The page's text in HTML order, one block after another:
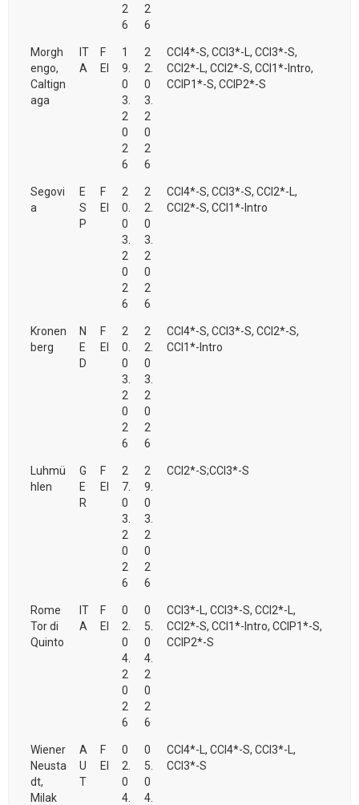
2
6
2
6
Morgh
engo,
Caltign
aga
IT
A
F
EI
1
9.
0
3.
2
0
2
6
2
2.
0
3.
2
0
2
6
CCI4*-S, CCI3*-L, CCI3*-S,
CCI2*-L, CCI2*-S, CCI1*-Intro,
CCIP1*-S, CCIP2*-S
Segovi
a
E
S
P
F
EI
2
0.
0
3.
2
0
2
6
2
2.
0
3.
2
0
2
6
CCI4*-S, CCI3*-S, CCI2*-L,
CCI2*-S, CCI1*-Intro
Kronen
berg
N
E
D
F
EI
2
0.
0
3.
2
0
2
6
2
2.
0
3.
2
0
2
6
CCI4*-S, CCI3*-S, CCI2*-S,
CCI1*-Intro
Luhmü
hlen
G
E
R
F
EI
2
7.
0
3.
2
0
2
6
2
9.
0
3.
2
0
2
6
CCI2*-S;CCI3*-S
Rome
Tor di
Quinto
IT
A
F
EI
0
2.
0
4.
2
0
2
6
0
5.
0
4.
2
0
2
6
CCI3*-L, CCI3*-S, CCI2*-L,
CCI2*-S, CCI1*-Intro, CCIP1*-S,
CCIP2*-S
Wiener
Neusta
dt,
Milak
A
U
T
F
EI
0
2.
0
4.
0
5.
0
4.
CCI4*-L, CCI4*-S, CCI3*-L,
CCI3*-S